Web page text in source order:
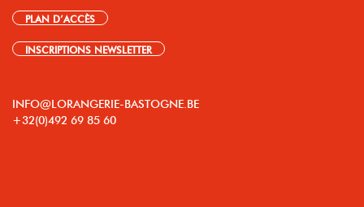
PLAN D’ACCÈS
INSCRIPTIONS NEWSLETTER
INFO@LORANGERIE-BASTOGNE.BE
+32(0)492 69 85 60